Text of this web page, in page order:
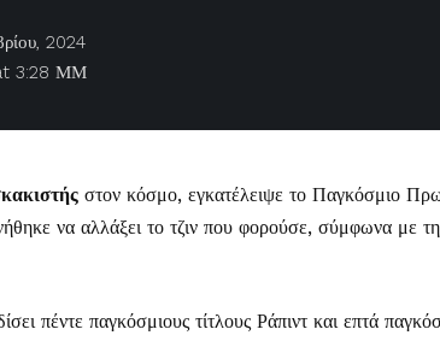
3:28 ΜΜ
2024
στον κόσμο, εγκατέλειψε το Παγκόσμιο
να αλλάξει το τζιν που φορούσε, σύμφωνα με τη
πέντε παγκόσμιους τίτλους Ράπιντ και επτά